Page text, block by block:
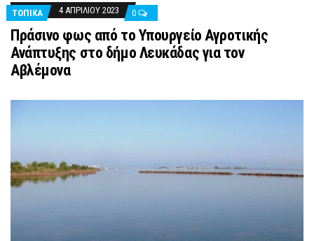
ΤΟΠΙΚΑ
4 ΑΠΡΙΛΊΟΥ 2023 0
Πράσινο φως από το Υπουργείο Αγροτικής
Ανάπτυξης στο δήμο Λευκάδας για τον
Αβλέμονα